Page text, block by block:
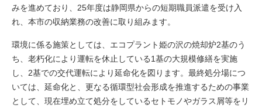
みを進めており、25年度は静岡県からの短期職員派遣を受け入
れ、本市の収納業務の改善に取り組みます。
環境に係る施策としては、エコプラント姫の沢の焼却炉2基のう
ち、老朽化により運転を休止している1基の大規模修繕を実施
し、2基での交代運転により延命化を図ります。最終処分場につ
いては、延命化と、更なる循環型社会形成を推進するための事業
として、現在埋め立て処分をしているセトモノやガラス屑等をリ